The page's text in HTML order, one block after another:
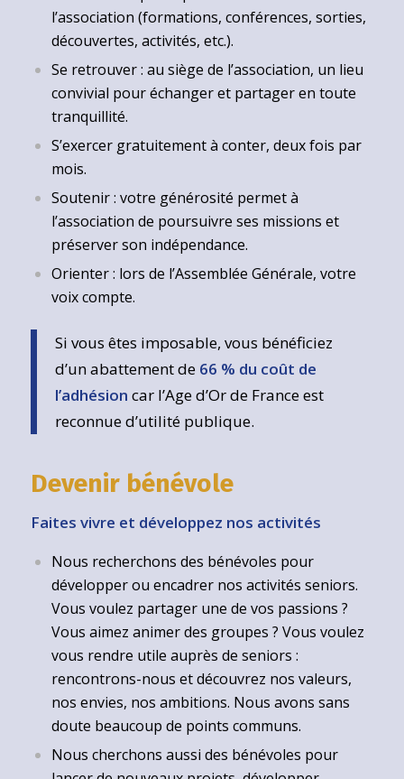
l’association (formations, conférences, sorties,
découvertes, activités, etc.).
Se retrouver : au siège de l’association, un lieu
convivial pour échanger et partager en toute
tranquillité.
S’exercer gratuitement à conter, deux fois par
mois.
Soutenir : votre générosité permet à
l’association de poursuivre ses missions et
préserver son indépendance.
Orienter : lors de l’Assemblée Générale, votre
voix compte.
Si vous êtes imposable, vous bénéficiez
d’un abattement de 66 % du coût de
l’adhésion car l’Age d’Or de France est
reconnue d’utilité publique.
Devenir bénévole
Faites vivre et développez nos activités
Nous recherchons des bénévoles pour
développer ou encadrer nos activités seniors.
Vous voulez partager une de vos passions ?
Vous aimez animer des groupes ? Vous voulez
vous rendre utile auprès de seniors :
rencontrons-nous et découvrez nos valeurs,
nos envies, nos ambitions. Nous avons sans
doute beaucoup de points communs.
Nous cherchons aussi des bénévoles pour